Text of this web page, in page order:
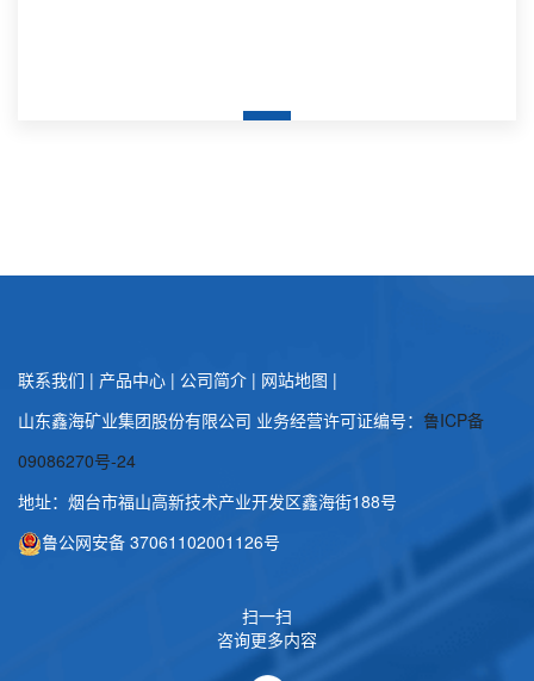
联系我们 | 产品中心 | 公司简介 | 网站地图 |
山东鑫海矿业集团股份有限公司 业务经营许可证编号： 鲁ICP备
09086270号-24
地址：烟台市福山高新技术产业开发区鑫海街188号
鲁公网安备 37061102001126号
扫一扫
咨询更多内容